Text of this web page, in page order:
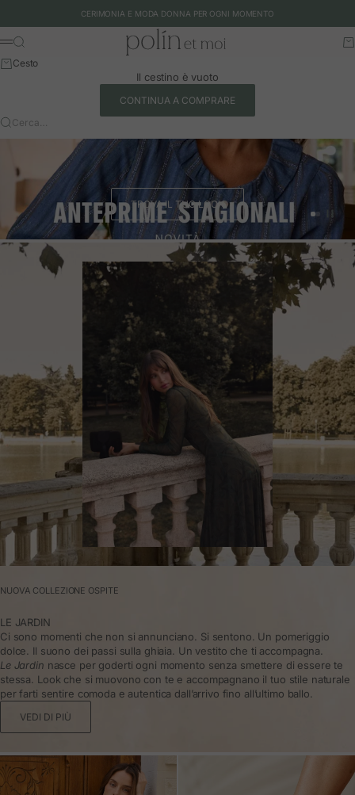
CERIMONIA E MODA DONNA PER OGNI MOMENTO
Polín et moi - EU
Menu
Cerca
Cesto
Il cestino è vuoto
CONTINUA A COMPRARE
Cerca…
TROVA IL TUO LOOK
Vai
Vai
NUOVA COLLEZIONE OSPITE
LE JARDIN
Ci sono momenti che non si annunciano. Si sentono. Un pomeriggio
dolce. Il suono dei passi sulla ghiaia. Un vestito che ti accompagna.
Le Jardin nasce per goderti ogni momento senza smettere di essere te
stessa. Look che si muovono con te e accompagnano il tuo stile naturale
per farti sentire comoda e autentica dall’arrivo fino all’ultimo ballo.
VEDI DI PIÙ